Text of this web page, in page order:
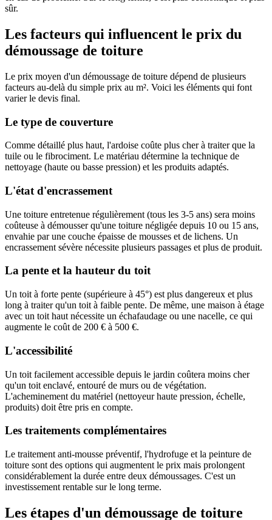
sûr.
Les facteurs qui influencent le prix du
démoussage de toiture
Le prix moyen d'un démoussage de toiture dépend de plusieurs
facteurs au-delà du simple prix au m². Voici les éléments qui font
varier le devis final.
Le type de couverture
Comme détaillé plus haut, l'ardoise coûte plus cher à traiter que la
tuile ou le fibrociment. Le matériau détermine la technique de
nettoyage (haute ou basse pression) et les produits adaptés.
L'état d'encrassement
Une toiture entretenue régulièrement (tous les 3-5 ans) sera moins
coûteuse à démousser qu'une toiture négligée depuis 10 ou 15 ans,
envahie par une couche épaisse de mousses et de lichens. Un
encrassement sévère nécessite plusieurs passages et plus de produit.
La pente et la hauteur du toit
Un toit à forte pente (supérieure à 45°) est plus dangereux et plus
long à traiter qu'un toit à faible pente. De même, une maison à étage
avec un toit haut nécessite un échafaudage ou une nacelle, ce qui
augmente le coût de 200 € à 500 €.
L'accessibilité
Un toit facilement accessible depuis le jardin coûtera moins cher
qu'un toit enclavé, entouré de murs ou de végétation.
L'acheminement du matériel (nettoyeur haute pression, échelle,
produits) doit être pris en compte.
Les traitements complémentaires
Le traitement anti-mousse préventif, l'hydrofuge et la peinture de
toiture sont des options qui augmentent le prix mais prolongent
considérablement la durée entre deux démoussages. C'est un
investissement rentable sur le long terme.
Les étapes d'un démoussage de toiture